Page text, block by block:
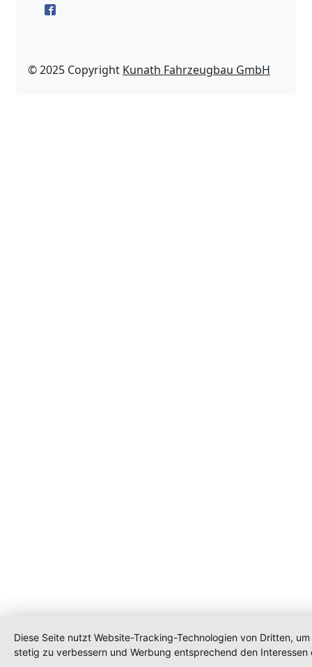
© 2025 Copyright Kunath Fahrzeugbau GmbH
Diese Seite nutzt Website-Tracking-Technologien von Dritten,
stetig zu verbessern und Werbung entsprechend den